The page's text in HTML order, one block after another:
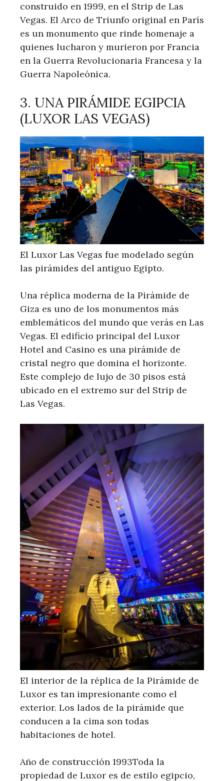
construido en 1999, en el Strip de Las
Vegas. El Arco de Triunfo original en París
es un monumento que rinde homenaje a
quienes lucharon y murieron por Francia
en la Guerra Revolucionaria Francesa y la
Guerra Napoleónica.
3. UNA PIRÁMIDE EGIPCIA
(LUXOR LAS VEGAS)
El Luxor Las Vegas fue modelado según
las pirámides del antiguo Egipto.
Una réplica moderna de la Pirámide de
Giza es uno de los monumentos más
emblemáticos del mundo que verás en Las
Vegas. El edificio principal del Luxor
Hotel and Casino es una pirámide de
cristal negro que domina el horizonte.
Este complejo de lujo de 30 pisos está
ubicado en el extremo sur del Strip de
Las Vegas.
El interior de la réplica de la Pirámide de
Luxor es tan impresionante como el
exterior. Los lados de la pirámide que
conducen a la cima son todas
habitaciones de hotel.
Año de construcción 1993Toda la
propiedad de Luxor es de estilo egipcio,